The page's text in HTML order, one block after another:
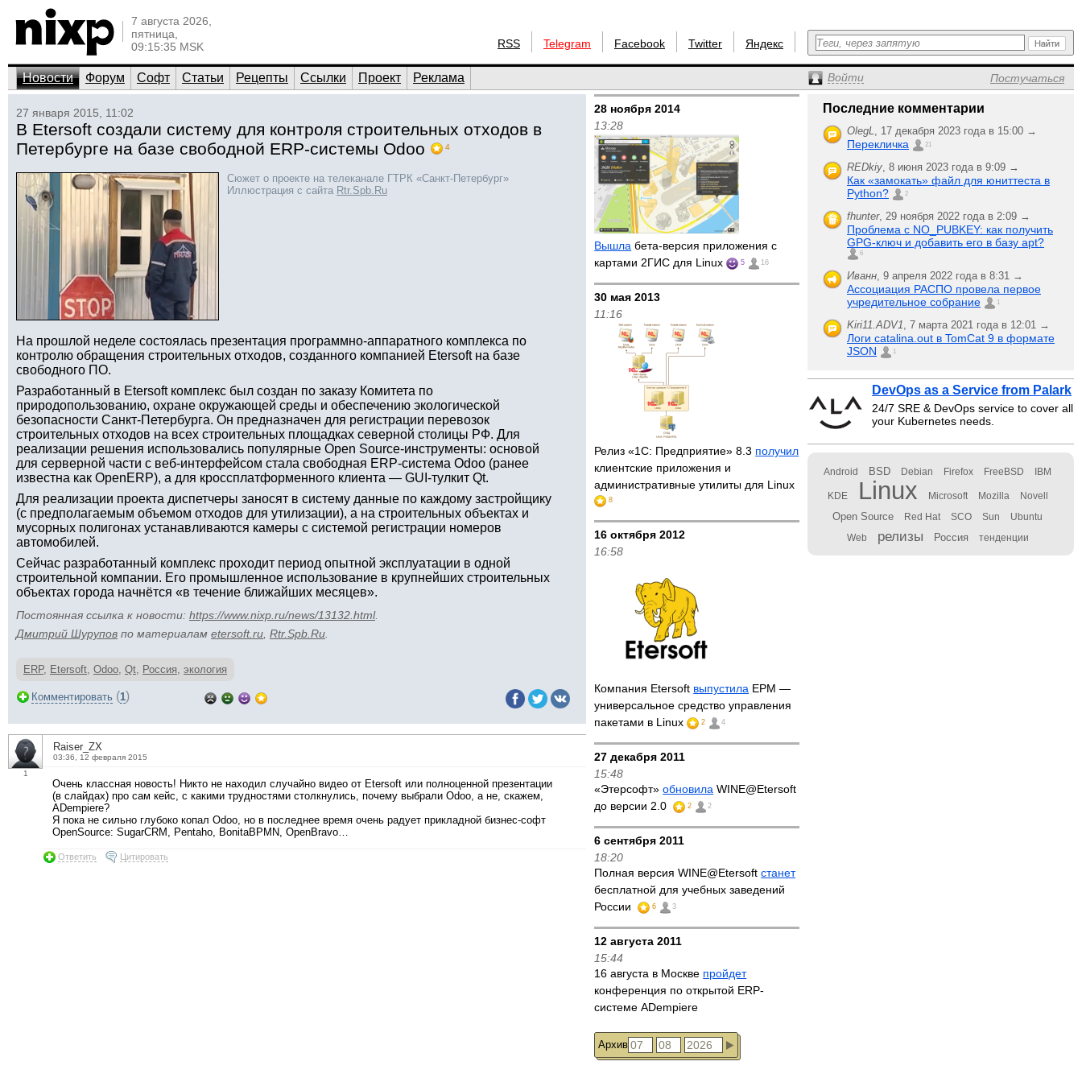
7 августа 2026,
пятница,
09:15:35 MSK
RSS Telegram Facebook Twitter Яндекс
Новости Форум Софт Статьи Рецепты Ссылки Проект Реклама Войти Постучаться
27 января 2015, 11:02
В Etersoft создали систему для контроля строительных отходов в
Петербурге на базе свободной ERP-системы Odoo
4
Сюжет о проекте на телеканале ГТРК «Санкт-Петербург»
Иллюстрация с сайта Rtr.Spb.Ru
На прошлой неделе состоялась презентация программно-аппаратного комплекса по
контролю обращения строительных отходов, созданного компанией Etersoft на базе
свободного ПО.
Разработанный в Etersoft комплекс был создан по заказу Комитета по
природопользованию, охране окружающей среды и обеспечению экологической
безопасности Санкт-Петербурга. Он предназначен для регистрации перевозок
строительных отходов на всех строительных площадках северной столицы РФ. Для
реализации решения использовались популярные Open Source-инструменты: основой
для серверной части с веб-интерфейсом стала свободная ERP-система Odoo (ранее
известна как OpenERP), а для кроссплатформенного клиента — GUI-тулкит Qt.
Для реализации проекта диспетчеры заносят в систему данные по каждому застройщику
(с предполагаемым объемом отходов для утилизации), а на строительных объектах и
мусорных полигонах устанавливаются камеры с системой регистрации номеров
автомобилей.
Сейчас разработанный комплекс проходит период опытной эксплуатации в одной
строительной компании. Его промышленное использование в крупнейших строительных
объектах города начнётся «в течение ближайших месяцев».
Постоянная ссылка к новости: https://www.nixp.ru/news/13132.html.
Дмитрий Шурупов по материалам etersoft.ru Rtr.Spb.Ru
ERP, Etersoft, Odoo, Qt, Россия, экология
Комментировать (1)
1
Raiser_ZX
03:36, 12 февраля 2015
Очень классная новость! Никто не находил случайно видео от Etersoft или полноценной презентации
(в слайдах) про сам кейс, с какими трудностями столкнулись, почему выбрали Odoo, а не, скажем,
ADempiere?
Я пока не сильно глубоко копал Odoo, но в последнее время очень радует прикладной бизнес-софт
OpenSource: SugarCRM, Pentaho, BonitaBPMN, OpenBravo…
Ответить Цитировать
28 ноября 2014
13:28
Вышла бета-версия приложения с
картами 2ГИС для Linux
5 16
30 мая 2013
11:16
Релиз «1С: Предприятие» 8.3 получил
клиентские приложения и
административные утилиты для Linux
8
16 октября 2012
16:58
Компания Etersoft выпустила EPM —
универсальное средство управления
пакетами в Linux
2 4
27 декабря 2011
15:48
«Этерсофт»обновила WINE@Etersoft
до версии 2.0
2 2
6 сентября 2011
18:20
Полная версия WINE@Etersoftстанет
бесплатной для учебных заведений
России
6 3
12 августа 2011
15:44
16 августа в Москве пройдет
конференция по открытой ERP-
системе ADempiere
Архив
Последние комментарии
OlegL, 17 декабря 2023 года в 15:00 →
Перекличка 21
REDkiy, 8 июня 2023 года в 9:09 →
Как «замокать» файл для юниттеста в
Python?
2
fhunter, 29 ноября 2022 года в 2:09 →
Проблема с NO_PUBKEY: как получить
GPG-ключ и добавить его в базу apt?
6
Иванн, 9 апреля 2022 года в 8:31 →
Ассоциация РАСПО провела первое
учредительное собрание
1
Kiri11.ADV1, 7 марта 2021 года в 12:01 →
Логи catalina.out в TomCat 9 в формате
JSON
1
DevOps as a Service from Palark
24/7 SRE & DevOps service to cover all
your Kubernetes needs.
Android BSD Debian Firefox FreeBSD IBM
KDE Linux Microsoft Mozilla Novell
Open Source Red Hat SCO Sun Ubuntu
Web релизы Россия тенденции